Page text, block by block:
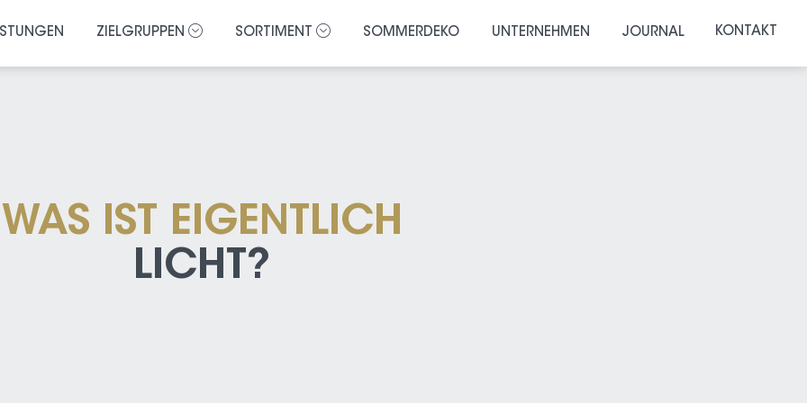
KONTAKT
ZIELGRUPPEN SORTIMENT SOMMERDEKO UNTERNEHMEN JOURNAL
WAS IST EIGENTLICH
LICHT?